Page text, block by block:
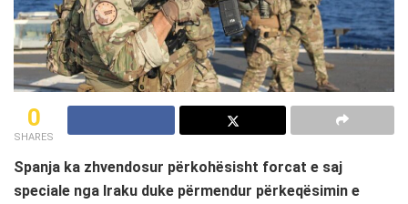
0
SHARES
Spanja ka zhvendosur përkohësisht forcat e saj
speciale nga Iraku duke përmendur përkeqësimin e